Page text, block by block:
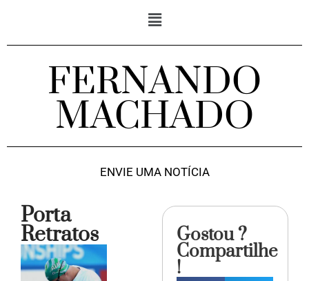
FERNANDO
MACHADO
ENVIE UMA NOTÍCIA
Porta
Retratos Gostou ?
Compartilhe
!